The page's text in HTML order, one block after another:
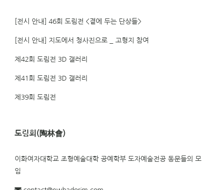
[전시 안내] 46회 도림전 <곁에 두는 단상들>
[전시 안내] 지도에서 청사진으로 _ 고형지 참여
제42회 도림전 3D 갤러리
제41회 도림전 3D 갤러리
제39회 도림전
도림회(陶林會)
이화여자대학교 조형예술대학 공예학부 도자예술전공 동문들의 모
임